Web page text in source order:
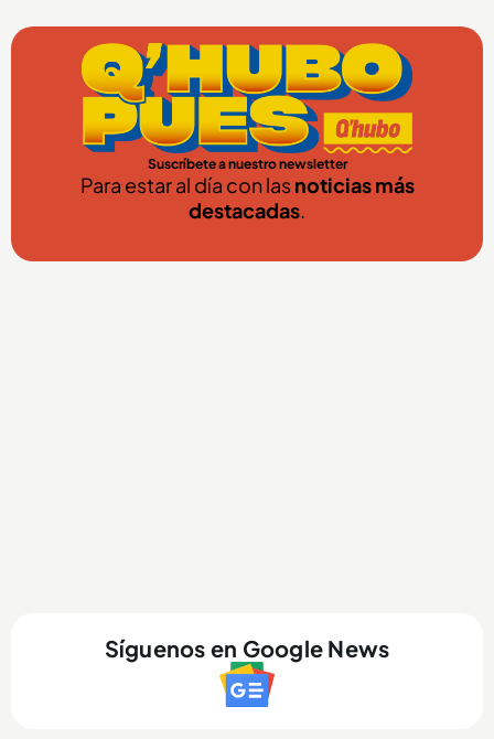
Suscríbete a nuestro newsletter
Para estar al día con lasnoticias más
destacadas.
Síguenos en Google News